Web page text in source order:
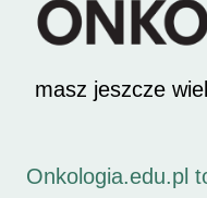
masz jeszcze
Onkologia.edu.pl